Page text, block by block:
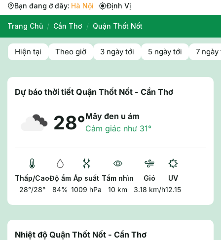
Bạn đang ở đây: Hà Nội Định Vị
Trang Chủ / Cần Thơ / Quận Thốt Nốt
Hiện tại Theo giờ 3 ngày tới 5 ngày tới 7 ngày
Dự báo thời tiết Quận Thốt Nốt - Cần Thơ
28°Mây đen u ám
Cảm giác như 31°
Thấp/Cao
28°/28°
Độ ẩm
84%
Áp suất
1009 hPa
Tầm nhìn
10 km
Gió
3.18 km/h
UV
12.15
Nhiệt độ Quận Thốt Nốt - Cần Thơ